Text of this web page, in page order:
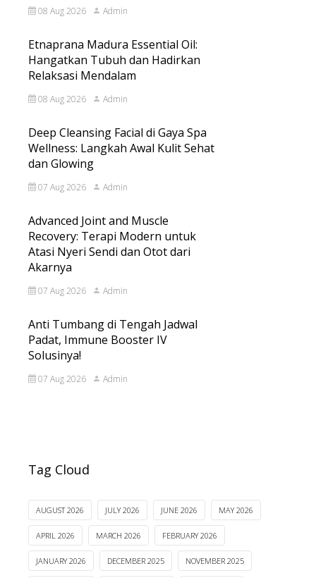
08 Aug 2026 Admin
Etnaprana Madura Essential Oil:
Hangatkan Tubuh dan Hadirkan
Relaksasi Mendalam
08 Aug 2026 Admin
Deep Cleansing Facial di Gaya Spa
Wellness: Langkah Awal Kulit Sehat
dan Glowing
07 Aug 2026 Admin
Advanced Joint and Muscle
Recovery: Terapi Modern untuk
Atasi Nyeri Sendi dan Otot dari
Akarnya
07 Aug 2026 Admin
Anti Tumbang di Tengah Jadwal
Padat, Immune Booster IV
Solusinya!
07 Aug 2026 Admin
Tag Cloud
AUGUST 2026 JULY 2026 JUNE 2026 MAY 2026
APRIL 2026 MARCH 2026 FEBRUARY 2026
JANUARY 2026 DECEMBER 2025 NOVEMBER 2025